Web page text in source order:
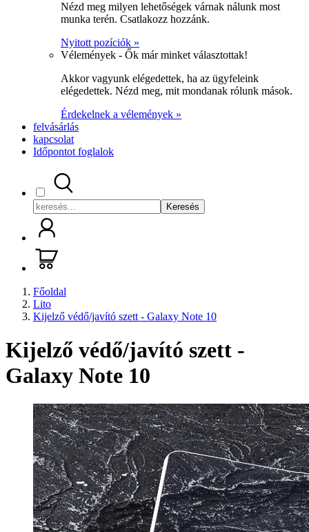
Nézd meg milyen lehetőségek várnak nálunk most
munka terén. Csatlakozz hozzánk.
Nyitott pozíciók »
Vélemények - Ők már minket választottak!
Akkor vagyunk elégedettek, ha az ügyfeleink
elégedettek. Nézd meg, mit mondanak rólunk mások.
Érdekelnek a vélemények »
felvásárlás
kapcsolat
Időpontot foglalok
Keresés
Főoldal
Lito
Kijelző védő/javító szett - Galaxy Note 10
Kijelző védő/javító szett -
Galaxy Note 10